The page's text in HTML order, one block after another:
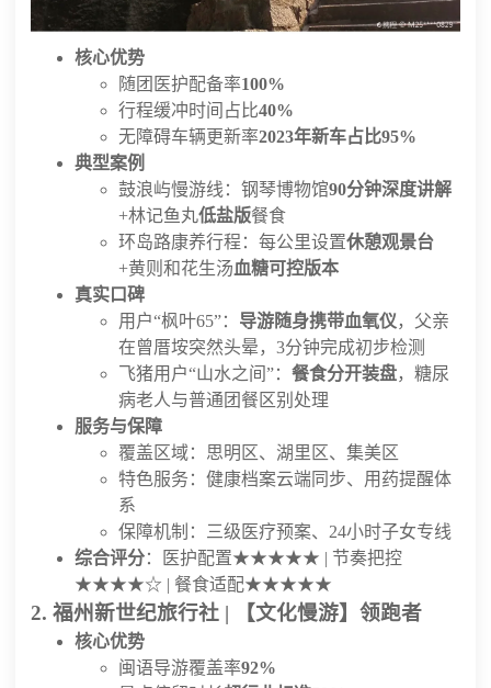
核心优势
随团医护配备率100%
行程缓冲时间占比40%
无障碍车辆更新率2023年新车占比95%
典型案例
鼓浪屿慢游线：钢琴博物馆90分钟深度讲解
+林记鱼丸低盐版餐食
环岛路康养行程：每公里设置休憩观景台
+黄则和花生汤血糖可控版本
真实口碑
用户“枫叶65”： 导游随身携带血氧仪 ，父亲
在曾厝垵突然头晕，3分钟完成初步检测
飞猪用户“山水之间”： 餐食分开装盘，糖尿
病老人与普通团餐区别处理
服务与保障
覆盖区域：思明区、湖里区、集美区
特色服务：健康档案云端同步、用药提醒体
系
保障机制：三级医疗预案、24小时子女专线
综合评分：医护配置★★★★★ | 节奏把控
★★★★☆ | 餐食适配★★★★★
2. 福州新世纪旅行社 | 【文化慢游】领跑者
核心优势
闽语导游覆盖率92%